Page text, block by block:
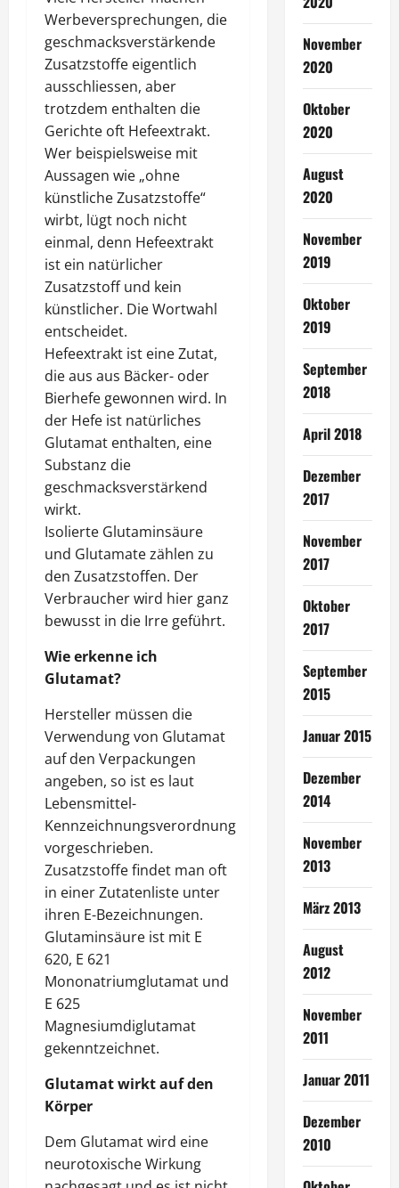
Werbeversprechungen, die
geschmacksverstärkende
Zusatzstoffe eigentlich
ausschliessen, aber
trotzdem enthalten die
Gerichte oft Hefeextrakt.
Wer beispielsweise mit
Aussagen wie „ohne
künstliche Zusatzstoffe“
wirbt, lügt noch nicht
einmal, denn Hefeextrakt
ist ein natürlicher
Zusatzstoff und kein
künstlicher. Die Wortwahl
entscheidet.
Hefeextrakt ist eine Zutat,
die aus aus Bäcker- oder
Bierhefe gewonnen wird. In
der Hefe ist natürliches
Glutamat enthalten, eine
Substanz die
geschmacksverstärkend
wirkt.
Isolierte Glutaminsäure
und Glutamate zählen zu
den Zusatzstoffen. Der
Verbraucher wird hier ganz
bewusst in die Irre geführt.
Wie erkenne ich
Glutamat?
Hersteller müssen die
Verwendung von Glutamat
auf den Verpackungen
angeben, so ist es laut
Lebensmittel-
Kennzeichnungsverordnung
vorgeschrieben.
Zusatzstoffe findet man oft
in einer Zutatenliste unter
ihren E-Bezeichnungen.
Glutaminsäure ist mit E
620, E 621
Mononatriumglutamat und
E 625
Magnesiumdiglutamat
gekenntzeichnet.
Glutamat wirkt auf den
Körper
Dem Glutamat wird eine
neurotoxische Wirkung
November
2020
Oktober
2020
August
2020
November
2019
Oktober
2019
September
2018
April 2018
Dezember
2017
November
2017
Oktober
2017
September
2015
Januar 2015
Dezember
2014
November
2013
März 2013
August
2012
November
2011
Januar 2011
Dezember
2010